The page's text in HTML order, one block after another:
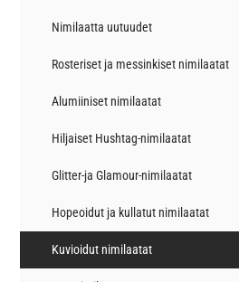
Nimilaatta uutuudet
Rosteriset ja messinkiset nimilaatat
Alumiiniset nimilaatat
Hiljaiset Hushtag-nimilaatat
Glitter-ja Glamour-nimilaatat
Hopeoidut ja kullatut nimilaatat
Kuvioidut nimilaatat